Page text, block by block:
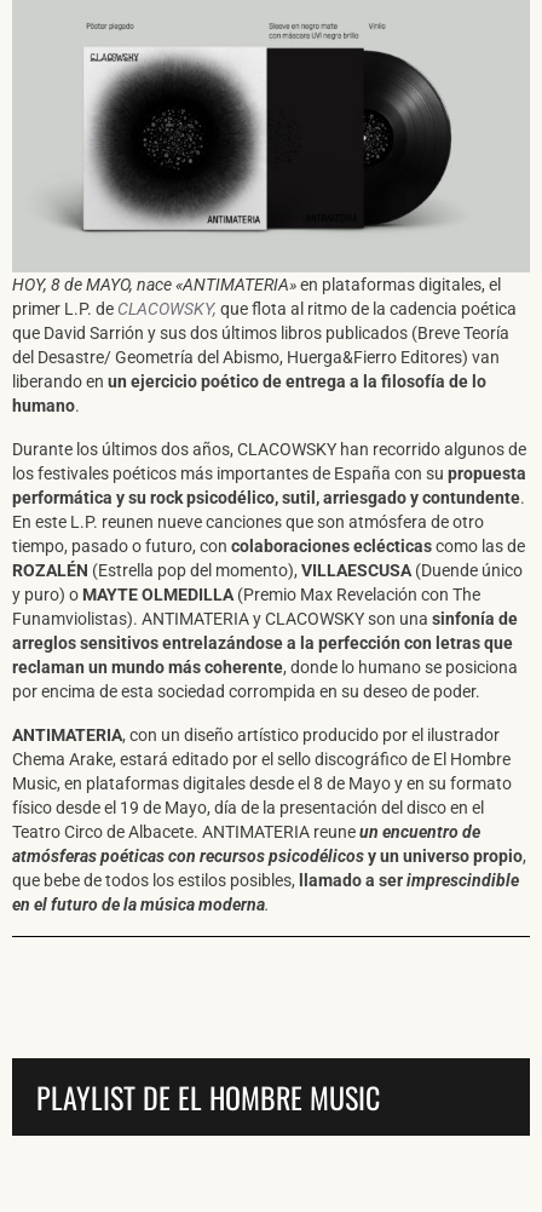
HOY, 8 de MAYO, nace «ANTIMATERIA»en plataformas digitales, el
primer L.P. de CLACOWSKY, que flota al ritmo de la cadencia poética
que David Sarrión y sus dos últimos libros publicados (Breve Teoría
del Desastre/ Geometría del Abismo, Huerga&Fierro Editores) van
liberando en un ejercicio poético de entrega a la filosofía de lo
humano.
Durante los últimos dos años, CLACOWSKY han recorrido algunos de
los festivales poéticos más importantes de España con su propuesta
performática y su rock psicodélico, sutil, arriesgado y contundente.
En este L.P. reunen nueve canciones que son atmósfera de otro
tiempo, pasado o futuro, con colaboraciones eclécticascomo las de
ROZALÉN (Estrella pop del momento), VILLAESCUSA (Duende único
y puro) o MAYTE OLMEDILLA (Premio Max Revelación con The
Funamviolistas). ANTIMATERIA y CLACOWSKY son una sinfonía de
arreglos sensitivos entrelazándose a la perfección con letras que
reclaman un mundo más coherente, donde lo humano se posiciona
por encima de esta sociedad corrompida en su deseo de poder.
ANTIMATERIA, con un diseño artístico producido por el ilustrador
Chema Arake, estará editado por el sello discográfico de El Hombre
Music, en plataformas digitales desde el 8 de Mayo y en su formato
físico desde el 19 de Mayo, día de la presentación del disco en el
Teatro Circo de Albacete. ANTIMATERIA reuneun encuentro de
atmósferas poéticas con recursos psicodélicosy un universo propio,
que bebe de todos los estilos posibles,
llamado a serimprescindible
en el futuro de la música moderna.
PLAYLIST DE EL HOMBRE MUSIC
SUSCRÍBETE A NUESTRO BOLETÍN
He leído y acepto laPolítica de Privacidady laNota Legal
DARME DE ALTA